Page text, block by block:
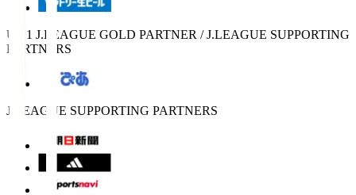
U-21 J.LEAGUE GOLD PARTNER / J.LEAGUE SUPPORTING
PARTNERS
J.LEAGUE SUPPORTING PARTNERS